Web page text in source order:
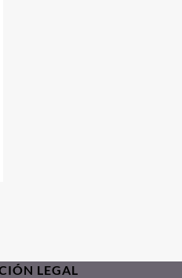
LEGAL